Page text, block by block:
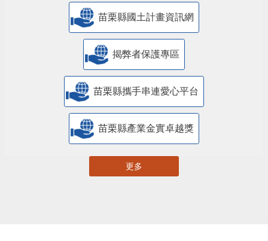
苗栗縣國土計畫資訊網
揭弊者保護專區
苗栗縣攜手串連愛心平台
苗栗縣產業金實卓越獎
更多